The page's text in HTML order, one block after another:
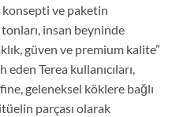
ve paketin
insan beyninde
güven ve premium kalite”
Terea kullanıcıları,
geleneksel köklere bağlı
parçası olarak